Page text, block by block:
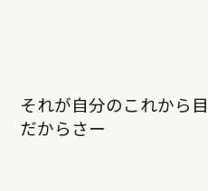
それが自分のこれから
だからさー